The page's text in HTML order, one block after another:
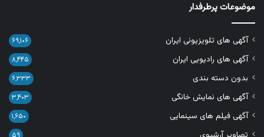
موضوعات پرطرفدار
آگهی های تلویزیونی ایران ۶۹,۱۰۶
آگهی های رادیویی ایران ۸,۴۴۵
بدون دسته بندی ۶,۳۳۳
آگهی های نمایش خانگی ۳,۴۰۳
آگهی فیلم های سینمایی ۱,۶۵۰